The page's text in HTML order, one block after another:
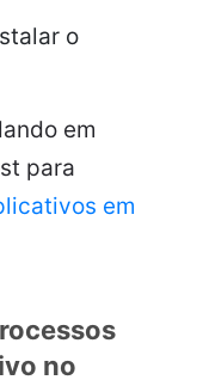
o
em
para
em
no